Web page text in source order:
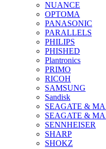
NUANCE
OPTOMA
PANASONIC
PARALLELS
PHILIPS
PHISHED
Plantronics
PRIMO
RICOH
SAMSUNG
Sandisk
SEAGATE &
SEAGATE &
SENNHEISER
SHARP
SHOKZ